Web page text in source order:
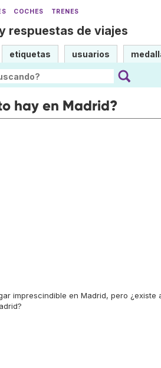
COCHES TRENES
respuestas de viajes
etiquetas usuarios
hay en Madrid?
imprescindible en Madrid, pero ¿existe